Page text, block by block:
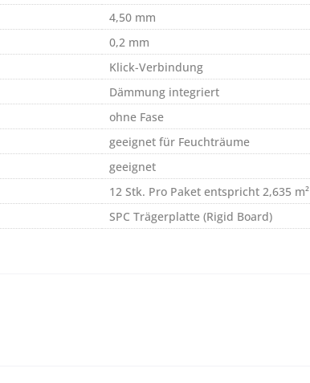
4,50 mm
0,2 mm
Klick-Verbindung
Dämmung integriert
ohne Fase
geeignet für Feuchträume
geeignet
12 Stk. Pro Paket entspricht 2,635 m²
SPC Trägerplatte (Rigid Board)